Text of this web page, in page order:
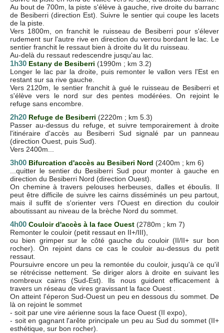
Au bout de 700m, la piste s'élève à gauche, rive droite du barranc
de Besiberri (direction Est). Suivre le sentier qui coupe les lacets
de la piste.
Vers 1800m, on franchit le ruisseau de Besiberri pour s'élever
rudement sur l'autre rive en direction du verrou bordant le lac. Le
sentier franchit le ressaut bien à droite du lit du ruisseau.
Au-delà du ressaut redescendre jusqu'au lac.
1h30 Estany de Besiberri (1990m ; km 3.2)
Longer le lac par la droite, puis remonter le vallon vers l'Est en
restant sur sa rive gauche.
Vers 2120m, le sentier franchit à gué le ruisseau de Besiberri et
s'élève vers le nord sur des pentes modérées. On rejoint le
refuge sans encombre.
2h20 Refuge de Besiberri (2220m ; km 5.3)
Passer au-dessus du refuge, et suivre temporairement à droite
l'itinéraire d'accès au Besiberri Sud signalé par un panneau
(direction Ouest, puis Sud).
Vers 2400m...
3h00 Bifurcation d'accès au Besiberi Nord (2400m ; km 6)
...quitter le sentier du Besiberri Sud pour monter à gauche en
direction du Besiberri Nord (direction Ouest).
On chemine à travers pelouses herbeuses, dalles et éboulis. Il
peut être difficile de suivre les cairns disséminés un peu partout,
mais il suffit de s'orienter vers l'Ouest en direction du couloir
aboutissant au niveau de la brèche Nord du sommet.
4h00 Couloir d'accès à la face Ouest (2780m ; km 7)
Remonter le couloir (petit ressaut en II+/III),
ou bien grimper sur le côté gauche du couloir (II/II+ sur bon
rocher). On rejoint dans ce cas le couloir au-dessus du petit
ressaut.
Poursuivre encore un peu la remontée du couloir, jusqu'à ce qu'il
se rétrécisse nettement. Se diriger alors à droite en suivant les
nombreux cairns (Sud-Est). Ils nous guident efficacement à
travers un réseau de vires gravissant la face Ouest .
On atteint l'éperon Sud-Ouest un peu en dessous du sommet. De
là on rejoint le sommet
- soit par une vire aérienne sous la face Ouest (II expo),
- soit en gagnant l'arête principale un peu au Sud du sommet (II+
esthétique, sur bon rocher).